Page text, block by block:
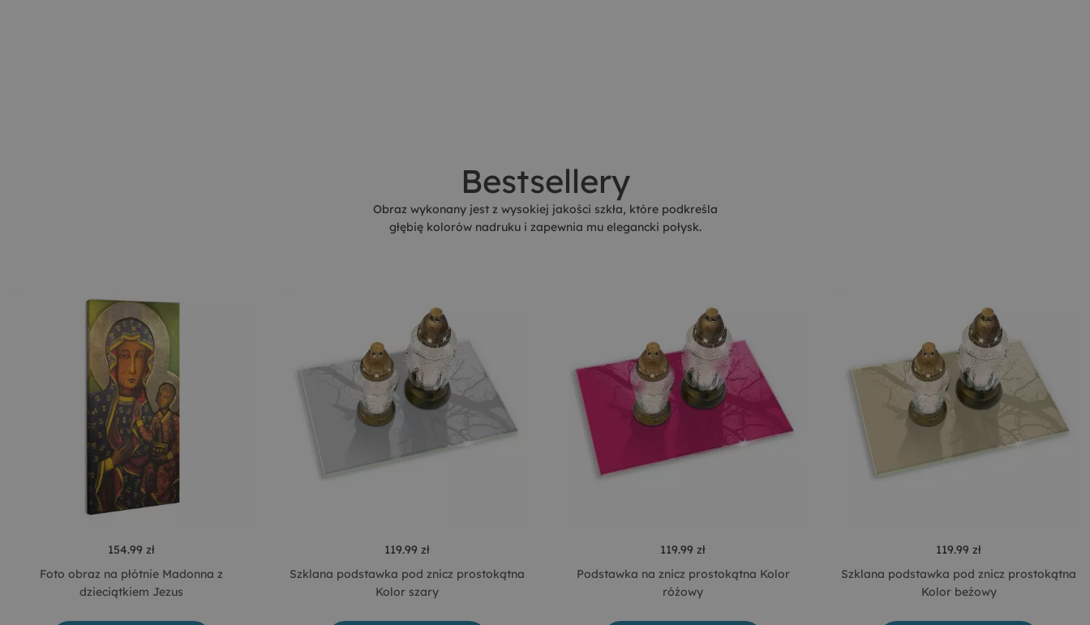
Bestsellery
Obraz wykonany jest z wysokiej jakości szkła, które podkreśla
głębię kolorów nadruku i zapewnia mu elegancki połysk.
154.99 zł
Foto obraz na płótnie Madonna z
dzieciątkiem Jezus
119.99 zł
Szklana podstawka pod znicz prostokątna
Kolor szary
119.99 zł
Podstawka na znicz prostokątna Kolor
różowy
119.99 zł
Szklana podstawka pod znicz prostokątna
Kolor beżowy